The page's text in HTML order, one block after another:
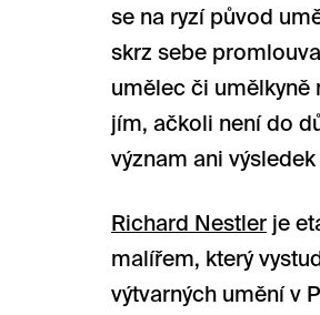
se na ryzí původ
skrz sebe
umělec či umělkyně
jím, ačkoli není do
význam ani výsledek
Richard Nestler je
malířem, který
výtvarných umění v